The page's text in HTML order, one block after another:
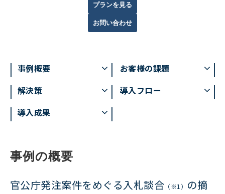
プランを見る
お問い合わせ
事例概要
お客様の課題
解決策
導入フロー
導入成果
事例の概要
官公庁発注案件をめぐる入札談合 （※1） の摘